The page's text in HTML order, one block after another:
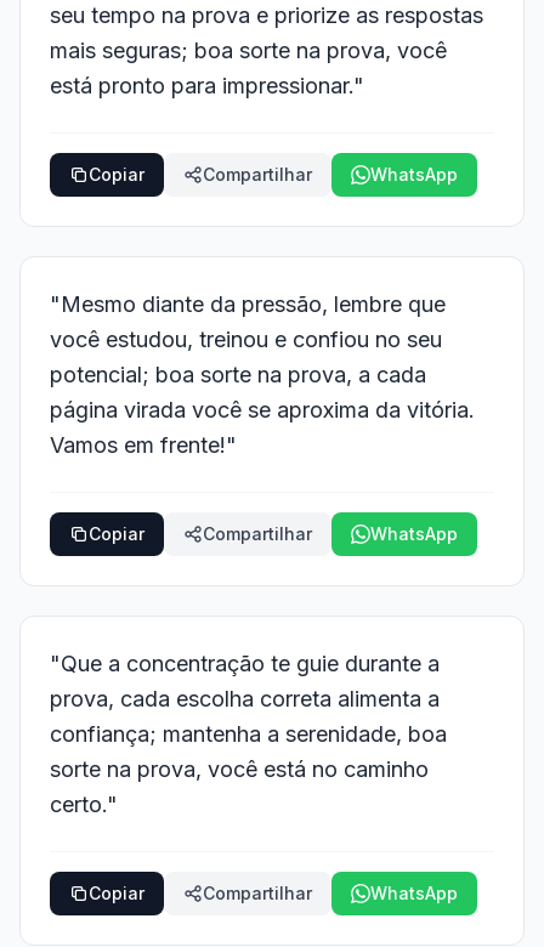
seu tempo na prova e priorize as respostas
mais seguras; boa sorte na prova, você
está pronto para impressionar."
Copiar Compartilhar WhatsApp
"Mesmo diante da pressão, lembre que
você estudou, treinou e confiou no seu
potencial; boa sorte na prova, a cada
página virada você se aproxima da vitória.
Vamos em frente!"
Copiar Compartilhar WhatsApp
"Que a concentração te guie durante a
prova, cada escolha correta alimenta a
confiança; mantenha a serenidade, boa
sorte na prova, você está no caminho
certo."
Copiar Compartilhar WhatsApp